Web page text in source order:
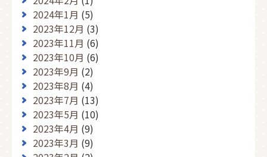
2024年1月 (5)
2023年12月 (3)
2023年11月 (6)
2023年10月 (6)
2023年9月 (2)
2023年8月 (4)
2023年7月 (13)
2023年5月 (10)
2023年4月 (9)
2023年3月 (9)